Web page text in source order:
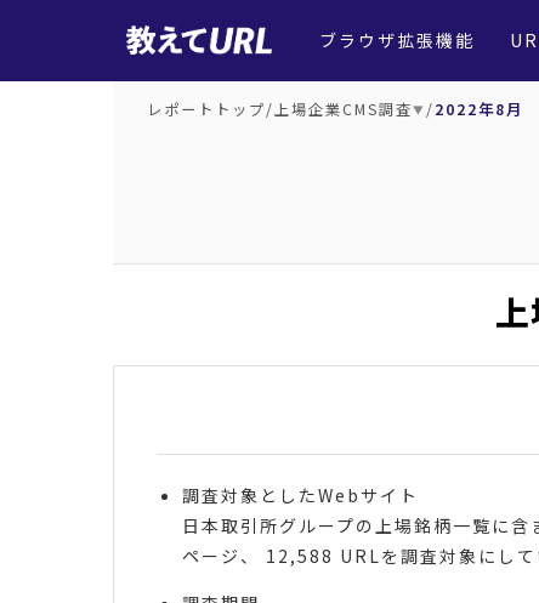
ブラウザ拡張機能
レポートトップ/上場企業CMS調査▼ /2022年8月
調査対象としたWebサイト
日本取引所グループの上場銘柄一覧に
ページ、 12,588 URLを調査対象にし